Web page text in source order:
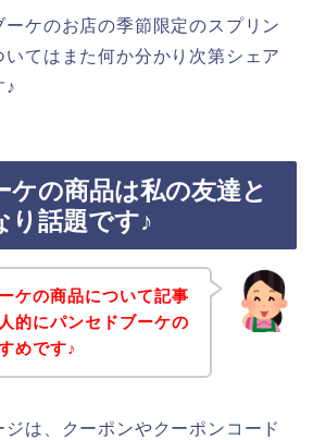
ケのお店の季節限定のスプリン
てはまた何か分かり次第シェア
♪
ケの商品は私の友達と
り話題です♪
ケの商品について記事
的にパンセドブーケの
めです♪
は、クーポンやクーポンコード